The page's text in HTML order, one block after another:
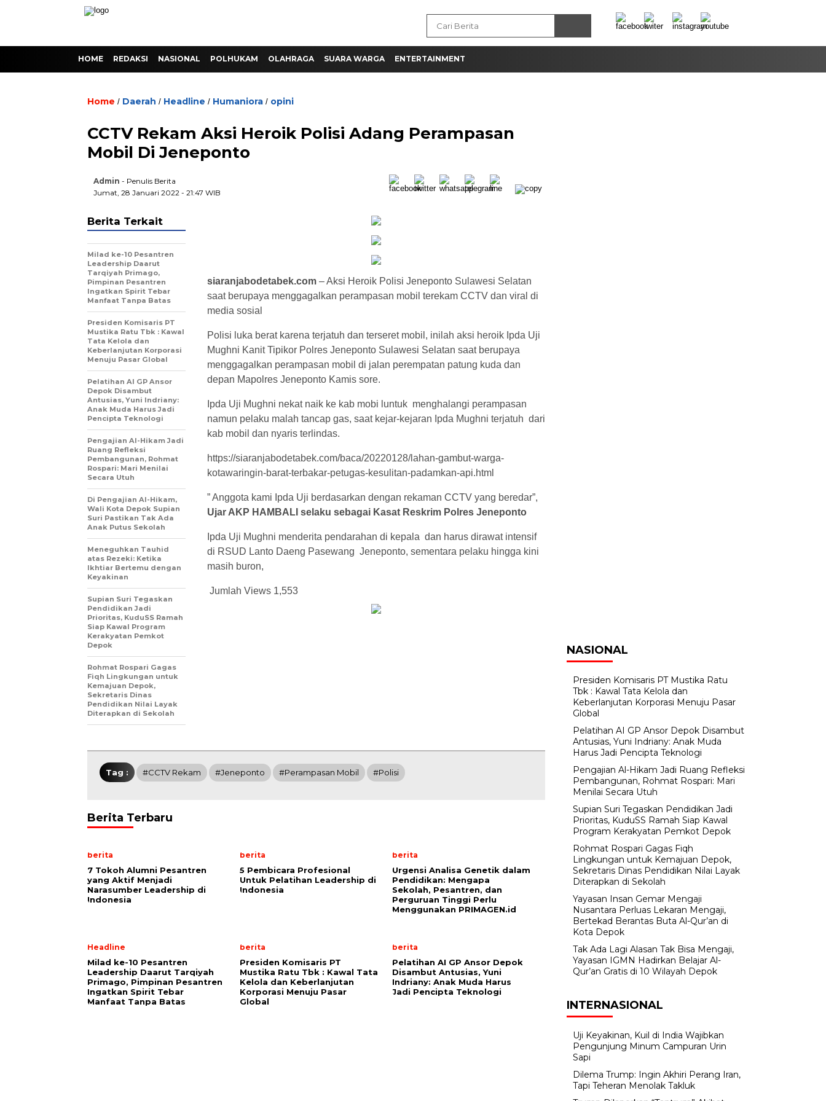
HOME REDAKSI NASIONAL POLHUKAM OLAHRAGA SUARA WARGA ENTERTAINMENT
Home / Daerah / Headline / Humaniora / opini
CCTV Rekam Aksi Heroik Polisi Adang Perampasan
Mobil Di Jeneponto
Admin - Penulis Berita
Jumat, 28 Januari 2022 - 21:47 WIB
siaranjabodetabek.com – Aksi Heroik Polisi Jeneponto Sulawesi Selatan
saat berupaya menggagalkan perampasan mobil terekam CCTV dan viral di
media sosial
Polisi luka berat karena terjatuh dan terseret mobil, inilah aksi heroik Ipda Uji
Mughni Kanit Tipikor Polres Jeneponto Sulawesi Selatan saat berupaya
menggagalkan perampasan mobil di jalan perempatan patung kuda dan
depan Mapolres Jeneponto Kamis sore.
Ipda Uji Mughni nekat naik ke kab mobi luntuk menghalangi perampasan
namun pelaku malah tancap gas, saat kejar-kejaran Ipda Mughni terjatuh dari
kab mobil dan nyaris terlindas.
https://siaranjabodetabek.com/baca/20220128/lahan-gambut-warga-
kotawaringin-barat-terbakar-petugas-kesulitan-padamkan-api.html
” Anggota kami Ipda Uji berdasarkan dengan rekaman CCTV yang beredar”,
Ujar AKP HAMBALI selaku sebagai Kasat Reskrim Polres Jeneponto
Ipda Uji Mughni menderita pendarahan di kepala dan harus dirawat intensif
di RSUD Lanto Daeng Pasewang Jeneponto, sementara pelaku hingga kini
masih buron,
Jumlah Views 1,553
Berita Terkait
Milad ke-10 Pesantren
Leadership Daarut
Tarqiyah Primago,
Pimpinan Pesantren
Ingatkan Spirit Tebar
Manfaat Tanpa Batas
Presiden Komisaris PT
Mustika Ratu Tbk : Kawal
Tata Kelola dan
Keberlanjutan Korporasi
Menuju Pasar Global
Pelatihan AI GP Ansor
Depok Disambut
Antusias, Yuni Indriany:
Anak Muda Harus Jadi
Pencipta Teknologi
Pengajian Al-Hikam Jadi
Ruang Refleksi
Pembangunan, Rohmat
Rospari: Mari Menilai
Secara Utuh
Di Pengajian Al-Hikam,
Wali Kota Depok Supian
Suri Pastikan Tak Ada
Anak Putus Sekolah
Meneguhkan Tauhid
atas Rezeki: Ketika
Ikhtiar Bertemu dengan
Keyakinan
Supian Suri Tegaskan
Pendidikan Jadi
Prioritas, KuduSS Ramah
Siap Kawal Program
Kerakyatan Pemkot
Depok
Rohmat Rospari Gagas
Fiqh Lingkungan untuk
Kemajuan Depok,
Sekretaris Dinas
Pendidikan Nilai Layak
Diterapkan di Sekolah
Tag : #CCTV Rekam #Jeneponto #Perampasan Mobil #Polisi
Berita Terbaru
berita
7 Tokoh Alumni Pesantren
yang Aktif Menjadi
Narasumber Leadership di
Indonesia
berita
5 Pembicara Profesional
Untuk Pelatihan Leadership di
Indonesia
berita
Urgensi Analisa Genetik dalam
Pendidikan: Mengapa
Sekolah, Pesantren, dan
Perguruan Tinggi Perlu
Menggunakan PRIMAGEN.id
Headline
Milad ke-10 Pesantren
Leadership Daarut Tarqiyah
Primago, Pimpinan Pesantren
Ingatkan Spirit Tebar
Manfaat Tanpa Batas
berita
Presiden Komisaris PT
Mustika Ratu Tbk : Kawal Tata
Kelola dan Keberlanjutan
Korporasi Menuju Pasar
Global
berita
Pelatihan AI GP Ansor Depok
Disambut Antusias, Yuni
Indriany: Anak Muda Harus
Jadi Pencipta Teknologi
NASIONAL
Presiden Komisaris PT Mustika Ratu
Tbk : Kawal Tata Kelola dan
Keberlanjutan Korporasi Menuju Pasar
Global
Pelatihan AI GP Ansor Depok Disambut
Antusias, Yuni Indriany: Anak Muda
Harus Jadi Pencipta Teknologi
Pengajian Al-Hikam Jadi Ruang Refleksi
Pembangunan, Rohmat Rospari: Mari
Menilai Secara Utuh
Supian Suri Tegaskan Pendidikan Jadi
Prioritas, KuduSS Ramah Siap Kawal
Program Kerakyatan Pemkot Depok
Rohmat Rospari Gagas Fiqh
Lingkungan untuk Kemajuan Depok,
Sekretaris Dinas Pendidikan Nilai Layak
Diterapkan di Sekolah
Yayasan Insan Gemar Mengaji
Nusantara Perluas Lekaran Mengaji,
Bertekad Berantas Buta Al-Qur’an di
Kota Depok
Tak Ada Lagi Alasan Tak Bisa Mengaji,
Yayasan IGMN Hadirkan Belajar Al-
Qur’an Gratis di 10 Wilayah Depok
INTERNASIONAL
Uji Keyakinan, Kuil di India Wajibkan
Pengunjung Minum Campuran Urin
Sapi
Dilema Trump: Ingin Akhiri Perang Iran,
Tapi Teheran Menolak Takluk